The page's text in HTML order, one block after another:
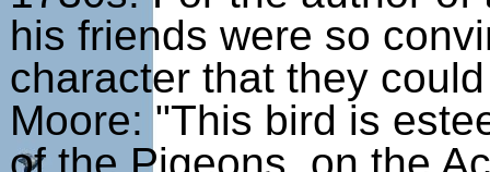
his friends were so
character that they
Moore: "This bird is
of the Pigeons, on the